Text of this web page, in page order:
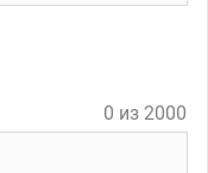
0 из 2000